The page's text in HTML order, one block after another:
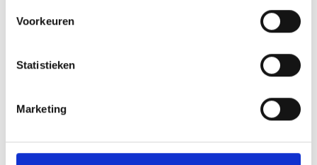
Voorkeuren
Statistieken
Marketing
Website
Website
Website
Van der Linden organic solutions
Website
Van Mensvoort Veghel
Website
Welder
Website